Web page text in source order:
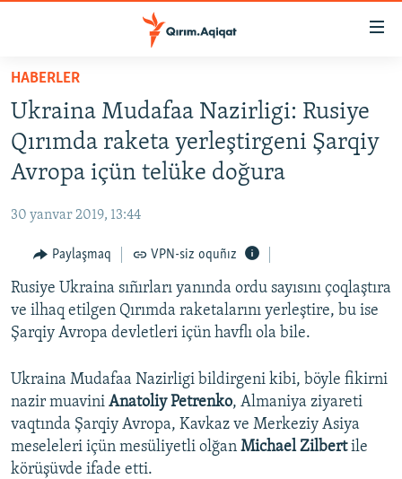
Esas
qaytmaq
Baş
navigatsiyağa
qaytmaq
Qıdıruvğa
qaytmaq
HABERLER
İQTİSADİYAT
MEDENİYET
İNSAN AQLARI
VİDEO
SÜRET
FİKİR
Русский
Українською
HABERLER
Ukraina Mudafaa Nazirligi: Rusiye
Qırımda raketa yerleştirgeni Şarqiy
Avropa içün telüke doğura
30 yanvar 2019, 13:44
Paylaşmaq VPN-siz oquñız
Rusiye Ukraina sıñırları yanında ordu sayısını çoqlaştıra
ve ilhaq etilgen Qırımda raketalarını yerleştire, bu ise
Şarqiy Avropa devletleri içün havflı ola bile.
Ukraina Mudafaa Nazirligi bildirgeni kibi, böyle fikirni
nazir muavini Anatoliy Petrenko, Almaniya ziyareti
vaqtında Şarqiy Avropa, Kavkaz ve Merkeziy Asiya
meseleleri içün mesüliyetli olğan Michael Zilbertile
körüşüvde ifade etti.